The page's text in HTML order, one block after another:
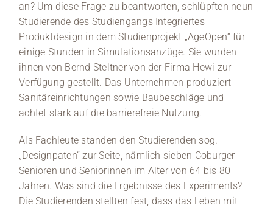
an? Um diese Frage zu beantworten, schlüpften neun
Studierende des Studiengangs Integriertes
Produktdesign in dem Studienprojekt „AgeOpen“ für
einige Stunden in Simulationsanzüge. Sie wurden
ihnen von Bernd Steltner von der Firma Hewi zur
Verfügung gestellt. Das Unternehmen produziert
Sanitäreinrichtungen sowie Baubeschläge und
achtet stark auf die barrierefreie Nutzung.
Als Fachleute standen den Studierenden sog.
„Designpaten“ zur Seite, nämlich sieben Coburger
Senioren und Seniorinnen im Alter von 64 bis 80
Jahren. Was sind die Ergebnisse des Experiments?
Die Studierenden stellten fest, dass das Leben mit